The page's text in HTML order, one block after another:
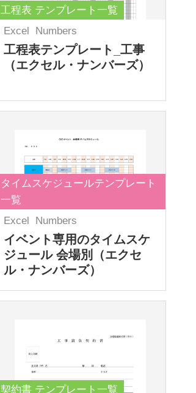
工程表 テンプレート一覧
Excel
Numbers
工程表テンプレート_工事
（エクセル・ナンバーズ）
タイムスケジュールテンプレート
一覧
Excel
Numbers
イベント専用のタイムスケ
ジュール 会場別（エクセ
ル・ナンバーズ）
契約書 テンプレート一覧